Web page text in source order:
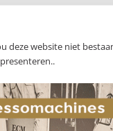
deze website niet